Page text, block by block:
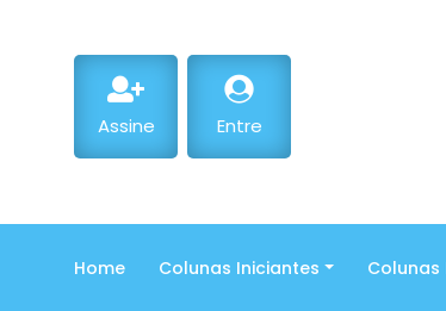
Assine Entre
Home Colunas Iniciantes